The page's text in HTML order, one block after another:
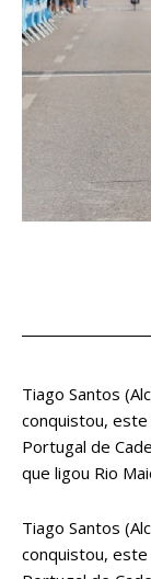
Tiago Santos
conquistou, este
Portugal de
que ligou Rio
Tiago Santos
conquistou, este